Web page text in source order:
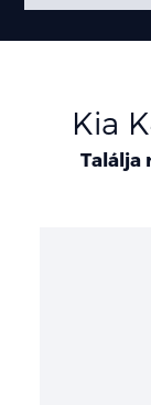
Kia
Találja